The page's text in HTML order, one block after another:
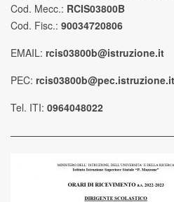
Cod. Mecc.: RCIS03800B
Cod. Fisc.: 90034720806
EMAIL: rcis03800b@istruzione.it
PEC: rcis03800b@pec.istruzione.it
Tel. ITI: 0964048022